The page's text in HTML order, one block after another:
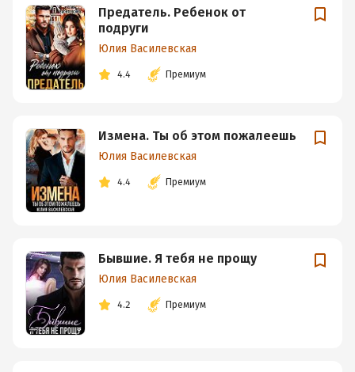
Предатель. Ребенок от
подруги
Юлия Василевская
4.4 Премиум
Измена. Ты об этом пожалеешь
Юлия Василевская
4.4 Премиум
Бывшие. Я тебя не прощу
Юлия Василевская
4.2 Премиум